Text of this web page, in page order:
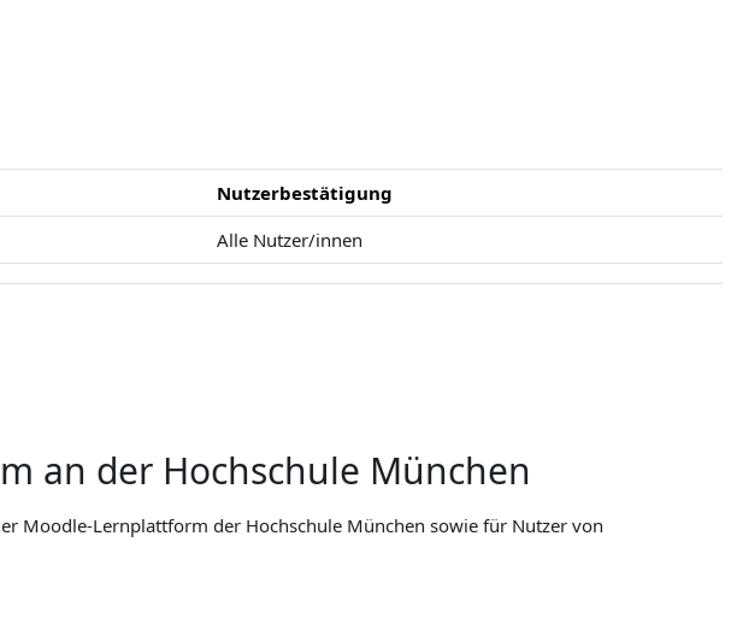
Nutzerbestätigung
Alle Nutzer/innen
an der Hochschule München
Moodle-Lernplattform der Hochschule München sowie für Nutzer von